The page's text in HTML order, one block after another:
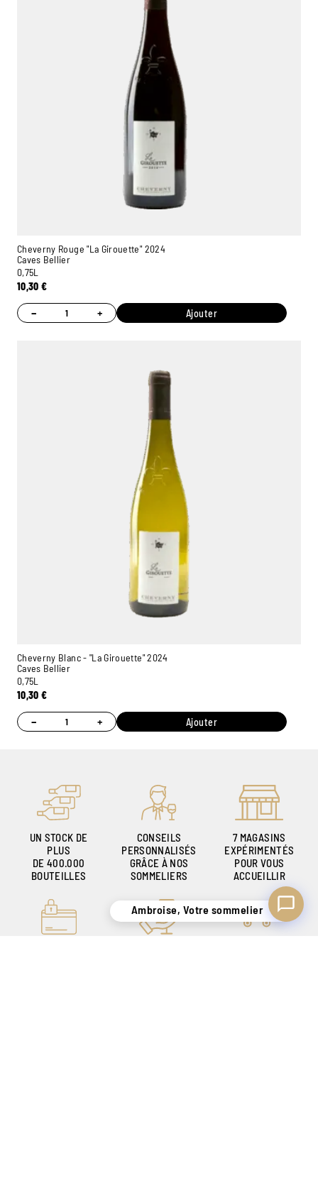
Cheverny Rouge "La Girouette" 2024
Caves Bellier
0,75L
10,30€
− + Ajouter
Cheverny Blanc - "La Girouette" 2024
Caves Bellier
0,75L
10,30€
− + Ajouter
UN STOCK DE
PLUS
DE 400.000
BOUTEILLES
CONSEILS
PERSONNALISÉS
GRÂCE À NOS
SOMMELIERS
7 MAGASINS
EXPÉRIMENTÉS
POUR VOUS
ACCUEILLIR
Ambroise, Votre sommelier
Disponible pour vous conseiller